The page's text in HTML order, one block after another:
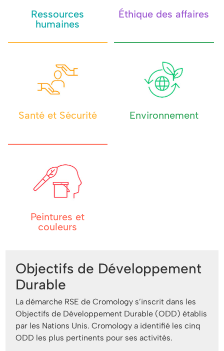
Ressources
humaines
Éthique des affaires
Santé et Sécurité Environnement
Peintures et
couleurs
Objectifs de Développement
Durable
La démarche RSE de Cromology s’inscrit dans les
Objectifs de Développement Durable (ODD) établis
par les Nations Unis. Cromology a identifié les cinq
ODD les plus pertinents pour ses activités.